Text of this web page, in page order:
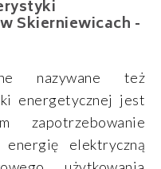
Skierniewicach -
nazywane też
energetycznej jest
zapotrzebowanie
energię elektryczną